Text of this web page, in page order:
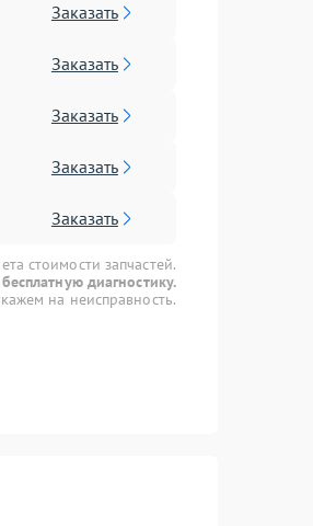
Заказать
Заказать
Заказать
Заказать
Заказать
стоимости запчастей.
диагностику.
на неисправность.